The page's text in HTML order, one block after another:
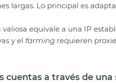
largas. Lo principal es
equivale a una IP
y el farming requieren
cuentas a través de una